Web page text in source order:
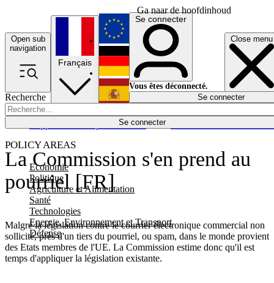
Ga naar de hoofdinhoud
Open sub
navigation
Close menu
Recherche
Se connecter
POLICY AREAS
Economie
Politique
Agriculture et Alimentation
Santé
Technologies
Energie, Environnement et Transport
Défense
Économie
Français
English
Deutsch
Español
Se connecter
Vous êtes déconnecté.
Se connecter
La Commission s'en prend au
pourriel [FR]
Malgré la législation contre le courrier électronique commercial non
sollicité, près d'un tiers du pourriel, ou spam, dans le monde provient
des Etats membres de l'UE. La Commission estime donc qu'il est
temps d'appliquer la législation existante.